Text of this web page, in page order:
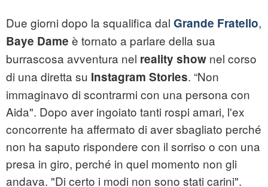
Due giorni dopo la squalifica dal Grande Fratello,
Baye Dame è tornato a parlare della sua
burrascosa avventura nel reality show nel corso
di una diretta su Instagram Stories. “Non
immaginavo di scontrarmi con una persona con
Aida". Dopo aver ingoiato tanti rospi amari, l'ex
concorrente ha affermato di aver sbagliato perché
non ha saputo rispondere con il sorriso o con una
presa in giro, perché in quel momento non gli
andava. "Di certo i modi non sono stati carini".